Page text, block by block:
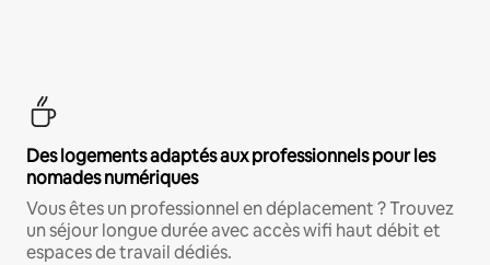
Des logements adaptés aux professionnels pour les
nomades numériques
Vous êtes un professionnel en déplacement ? Trouvez
un séjour longue durée avec accès wifi haut débit et
espaces de travail dédiés.